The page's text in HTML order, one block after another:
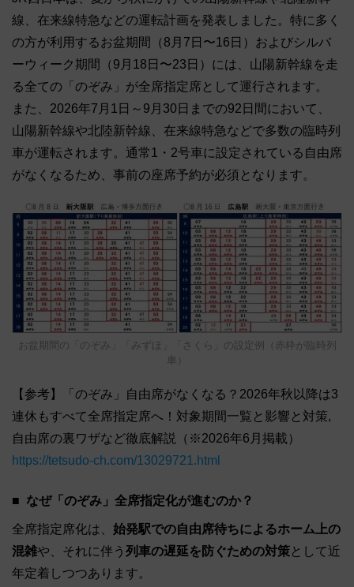
線、在来線特急などの運転計画を発表しました。特に多く
の方が利用するお盆期間（8月7日〜16日）およびシルバ
ーウィーク期間（9月18日〜23日）には、山陽新幹線を走
る全ての「のぞみ」が全席指定席として運行されます。
また、2026年7月1日～9月30日までの92日間において、
山陽新幹線や北陸新幹線、在来線特急などで多数の臨時列
車が運転されます。通常1・2号車に設定されている自由席
がなくなるため、事前の座席予約が必須となります。
お盆期間の「のぞみ」「みずほ」「さくら」の設定例（赤枠が臨時列
車）
【参考】「のぞみ」自由席がなくなる？2026年秋以降は3
連休もすべて全席指定席へ！対象期間一覧と影響と対策,
自由席の裏ワザなど徹底解説（※2026年6月掲載）
https://tetsudo-ch.com/13029721.html
なぜ「のぞみ」全席指定化が進むのか？
全席指定席化は、 始発駅での自由席待ちによるホーム上の
混雑や、それに伴う 列車の遅延を防ぐための対策として近
年定着しつつあります。